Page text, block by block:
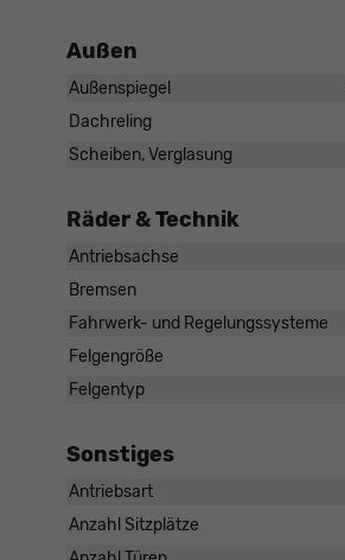
Außen
Außenspiegel
Dachreling
Scheiben, Verglasung
Räder & Technik
Antriebsachse
Bremsen
Fahrwerk- und Regelungssysteme
Felgengröße
Felgentyp
Sonstiges
Antriebsart
Anzahl Sitzplätze